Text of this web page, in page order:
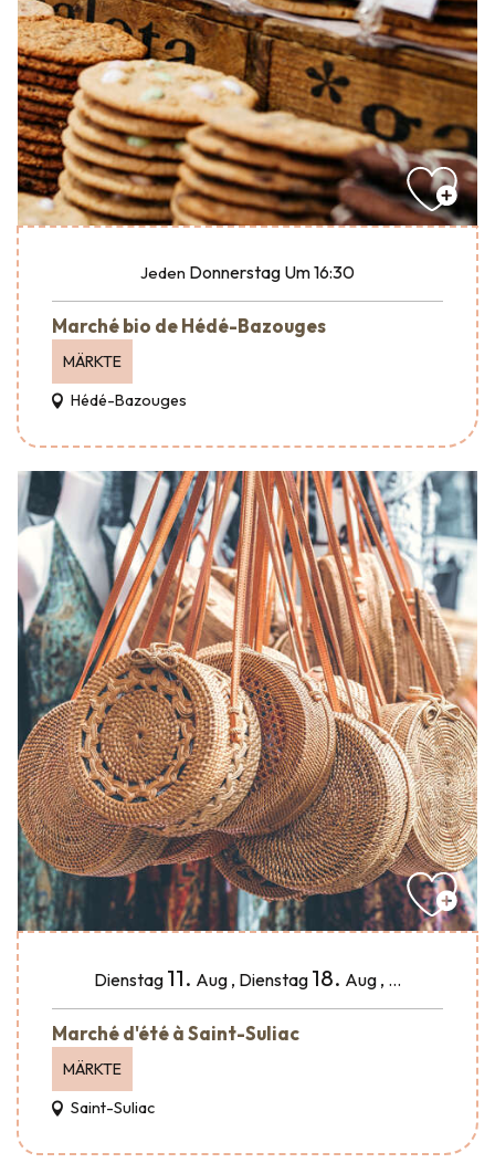
Jeden Donnerstag Um 16:30
Marché bio de Hédé-Bazouges
MÄRKTE
Hédé-Bazouges
Dienstag 11. Aug , Dienstag 18. Aug , ...
Marché d'été à Saint-Suliac
MÄRKTE
Saint-Suliac